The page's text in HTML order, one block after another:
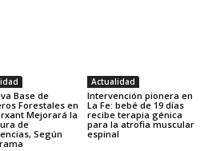
Base de
Forestales en
Mejorará la
de
Según
Actualidad
Intervención pionera en
La Fe: bebé de 19 días
recibe terapia génica
para la atrofia muscular
espinal